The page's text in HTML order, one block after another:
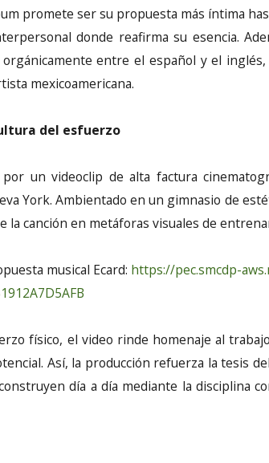
promete ser su propuesta más íntima
donde reafirma su esencia.
entre el español y el
mexicoamericana.
del esfuerzo
por un videoclip de alta factura
York. Ambientado en un gimnasio de
la canción en metáforas visuales de
musical Ecard: https://pec.smcdp-
físico, el video rinde homenaje al
Así, la producción refuerza la tesis
día a día mediante la disciplina